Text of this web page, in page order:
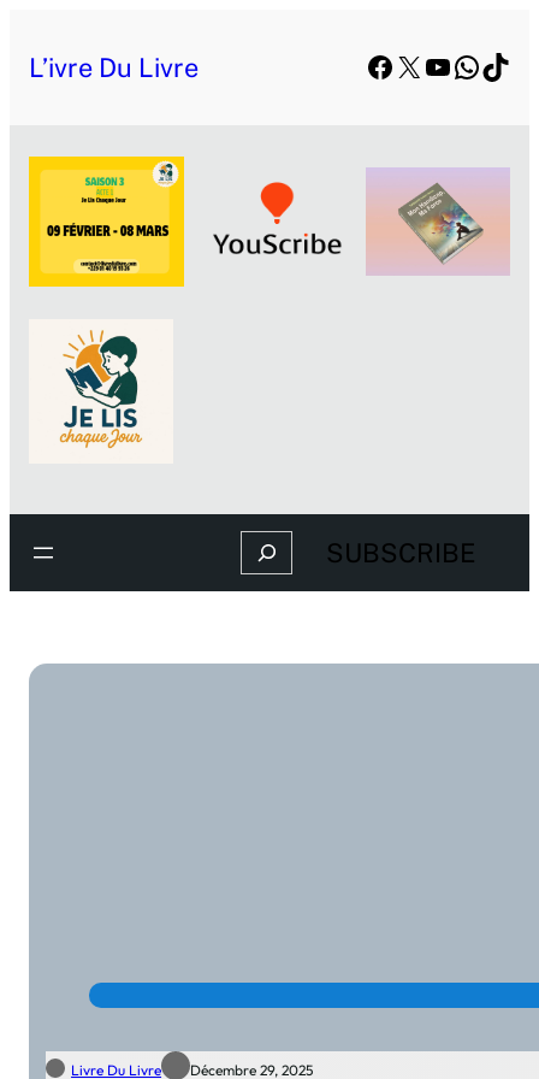
L’ivre Du Livre Facebook
X YouTube
Search SUBSCRIBE
Livre Du Livre Décembre 29, 2025